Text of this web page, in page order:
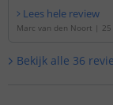
Lees hele review
Marc van den Noort |
- Werkt met IKEA Tradfri,
Bekijk alle 36